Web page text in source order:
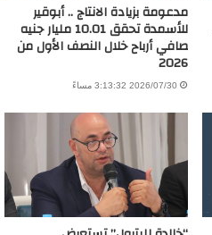
مدعومة بزيادة الانتاج .. أبوقير
للأسمدة تحقق 10.01 مليار جنيه
صافي أرباح خلال النصف الأول من
2026
2026/07/30 3:13:32 مساءً